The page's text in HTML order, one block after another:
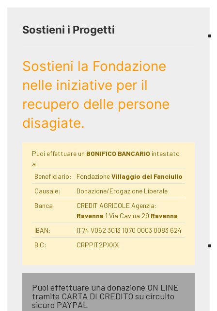
Sostieni i Progetti
Sostieni la Fondazione
nelle iniziative per il
recupero delle persone
disagiate.
Puoi effettuare un BONIFICO BANCARIO intestato
a:
Beneficiario:
FondazioneVillaggio del Fanciullo
Causale:
Donazione/Erogazione Liberale
Banca:
CREDIT AGRICOLE Agenzia:
Ravenna 1 Via Cavina 29 Ravenna
IBAN:
IT74 V062 3013 1070 0003 0083 624
BIC:
CRPPIT2PXXX
Puoi effettuare una donazione ON LINE
tramite CARTA DI CREDITO su circuito
sicuro PAYPAL